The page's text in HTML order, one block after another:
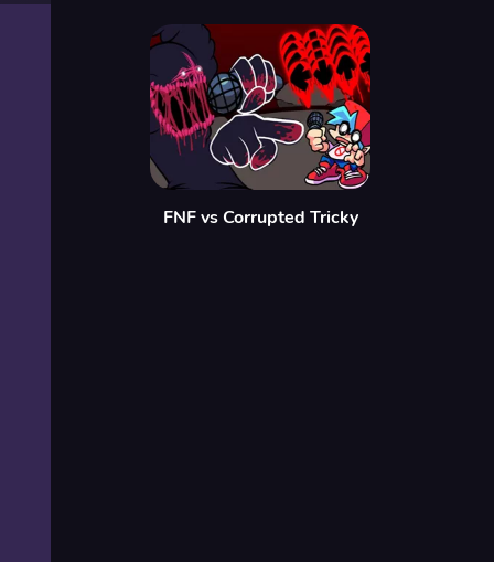
FNF vs Corrupted Tricky